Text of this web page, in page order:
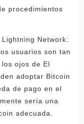
procedimientos
Network:
usuarios son tan
ojos de El
adoptar Bitcoin
de pago en el
sería una
adecuada.